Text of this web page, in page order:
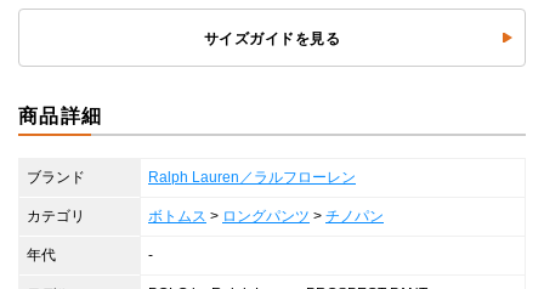
サイズガイドを見る
商品詳細
ブランド Ralph Lauren／ラルフローレン
カテゴリ ボトムス > ロングパンツ > チノパン
年代 -